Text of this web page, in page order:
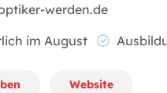
werden.de
im August
Website